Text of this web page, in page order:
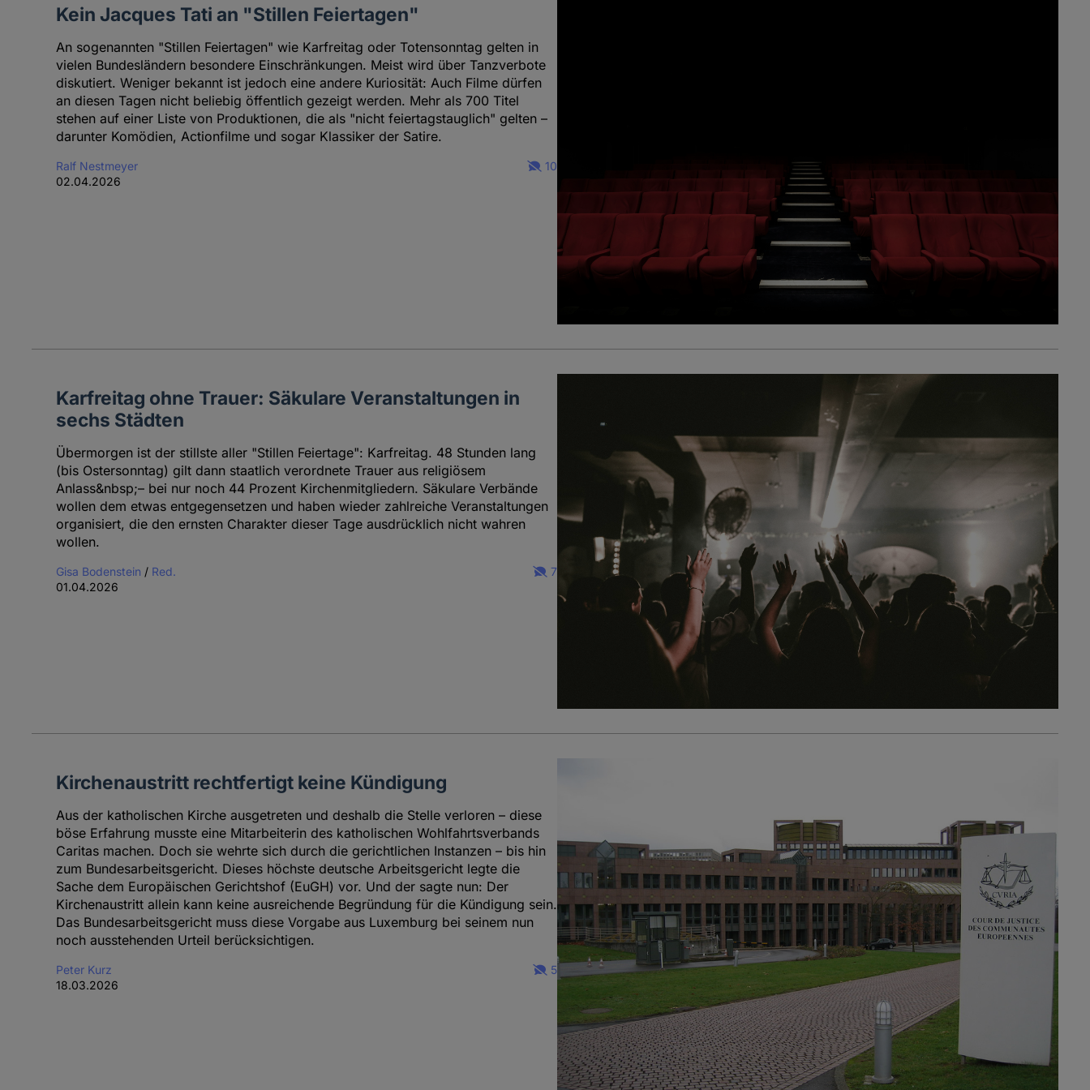
Kein Jacques Tati an "Stillen Feiertagen"
An sogenannten "Stillen Feiertagen" wie Karfreitag oder Totensonntag gelten in
vielen Bundesländern besondere Einschränkungen. Meist wird über Tanzverbote
diskutiert. Weniger bekannt ist jedoch eine andere Kuriosität: Auch Filme dürfen
an diesen Tagen nicht beliebig öffentlich gezeigt werden. Mehr als 700 Titel
stehen auf einer Liste von Produktionen, die als "nicht feiertagstauglich" gelten –
darunter Komödien, Actionfilme und sogar Klassiker der Satire.
Ralf Nestmeyer
02.04.2026
10
Karfreitag ohne Trauer: Säkulare Veranstaltungen in
sechs Städten
Übermorgen ist der stillste aller "Stillen Feiertage": Karfreitag. 48 Stunden lang
(bis Ostersonntag) gilt dann staatlich verordnete Trauer aus religiösem
Anlass&nbsp;– bei nur noch 44 Prozent Kirchenmitgliedern. Säkulare Verbände
wollen dem etwas entgegensetzen und haben wieder zahlreiche Veranstaltungen
organisiert, die den ernsten Charakter dieser Tage ausdrücklich nicht wahren
wollen.
Gisa Bodenstein / Red.
01.04.2026
7
Kirchenaustritt rechtfertigt keine Kündigung
Aus der katholischen Kirche ausgetreten und deshalb die Stelle verloren – diese
böse Erfahrung musste eine Mitarbeiterin des katholischen Wohlfahrtsverbands
Caritas machen. Doch sie wehrte sich durch die gerichtlichen Instanzen – bis hin
zum Bundesarbeitsgericht. Dieses höchste deutsche Arbeitsgericht legte die
Sache dem Europäischen Gerichtshof (EuGH) vor. Und der sagte nun: Der
Kirchenaustritt allein kann keine ausreichende Begründung für die Kündigung sein.
Das Bundesarbeitsgericht muss diese Vorgabe aus Luxemburg bei seinem nun
noch ausstehenden Urteil berücksichtigen.
Peter Kurz
18.03.2026
5